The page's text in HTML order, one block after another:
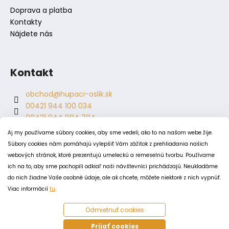
Aj my používame súbory cookies, aby sme vedeli, ako to na našom webe žije.
Súbory cookies nám pomáhajú vylepšiť Vám zážitok z prehliadania našich
webových stránok, ktoré prezentujú umeleckú a remeselnú tvorbu. Používame
ich na to, aby sme pochopili odkiaľ naši návštevníci prichádzajú. Neukladáme
do nich žiadne Vaše osobné údaje, ale ak chcete, môžete niektoré z nich vypnúť.
Viac informácií tu.
Odmietnuť cookies
Prijať cookies
Doprava a platba
Kontakty
Nájdete nás
Kontakt
obchod@hupaci-oslik.sk
00421 944 100 034
00421 944 904 704
hupaci.oslik
dagmar.juricova
PODMIENKY
Obchodné podmienky
Odstúpenie od zmluvy
Zásady spracovania a ochrany osobných údajov
Zásady používania súborov cookie